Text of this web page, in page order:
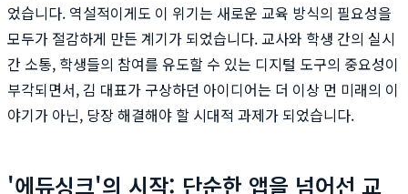
었습니다. 역설적이게도 이 위기는 새로운 교육 방식의 필요성을
모두가 절감하게 만든 계기가 되었습니다. 교사와 학생 간의 실시
간 소통, 학생들의 참여를 유도할 수 있는 디지털 도구의 중요성이
부각되면서, 김 대표가 구상하던 아이디어는 더 이상 먼 미래의 이
야기가 아닌, 당장 해결해야 할 시대적 과제가 되었습니다.
'에듀싱크'의 시작: 단순한 앱을 넘어선 교